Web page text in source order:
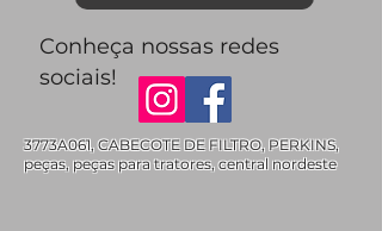
Conheça nossas redes
sociais!
3773A061, CABECOTE DE FILTRO, PERKINS,
peças, peças para tratores, central nordeste